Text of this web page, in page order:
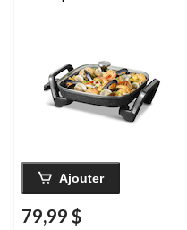
Ajouter
79,99 $